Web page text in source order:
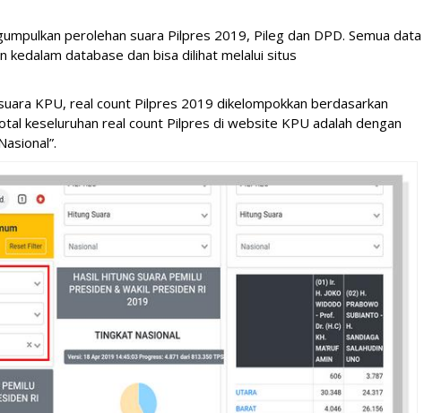
perolehan suara Pilpres 2019, Pileg dan DPD. Semua data
kedalam database dan bisa dilihat melalui situs
KPU, real count Pilpres 2019 dikelompokkan berdasarkan
keseluruhan real count Pilpres di website KPU adalah dengan